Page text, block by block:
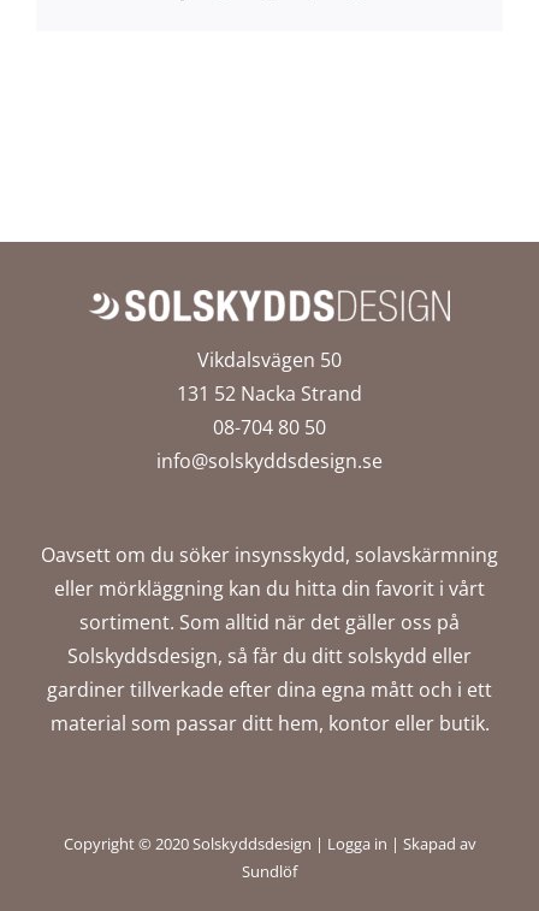
Vikdalsvägen 50
131 52 Nacka Strand
08-704 80 50
info@solskyddsdesign.se
Oavsett om du söker insynsskydd, solavskärmning
eller mörkläggning kan du hitta din favorit i vårt
sortiment. Som alltid när det gäller oss på
Solskyddsdesign, så får du ditt solskydd eller
gardiner tillverkade efter dina egna mått och i ett
material som passar ditt hem, kontor eller butik.
Copyright © 2020 Solskyddsdesign | Logga in | Skapad av
Sundlöf